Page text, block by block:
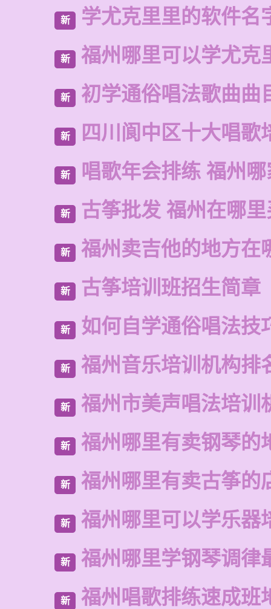
新 学尤克里里的软件名
新 福州哪里可以学尤克
新 初学通俗唱法歌曲曲
新 四川阆中区十大唱歌
新 唱歌年会排练 福州
新 古筝批发 福州在哪
新 福州卖吉他的地方在
新 古筝培训班招生简章
新 如何自学通俗唱法技
新 福州音乐培训机构排
新 福州市美声唱法培训
新 福州哪里有卖钢琴的
新 福州哪里有卖古筝的
新 福州哪里可以学乐器
新 福州哪里学钢琴调律
新 福州唱歌排练速成班